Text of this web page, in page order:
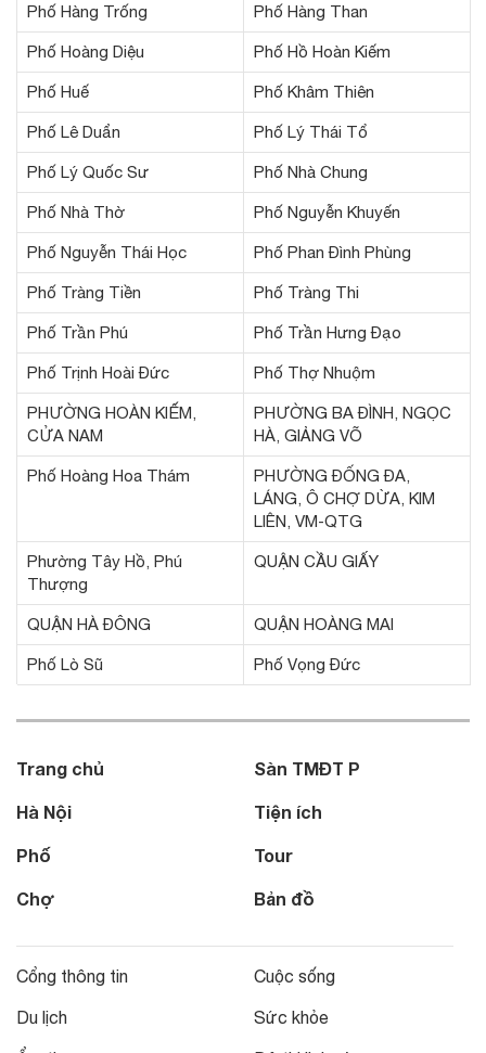
Phố Hàng Trống Phố Hàng Than
Phố Hoàng Diệu Phố Hồ Hoàn Kiếm
Phố Huế Phố Khâm Thiên
Phố Lê Duẩn Phố Lý Thái Tổ
Phố Lý Quốc Sư Phố Nhà Chung
Phố Nhà Thờ Phố Nguyễn Khuyến
Phố Nguyễn Thái Học Phố Phan Đình Phùng
Phố Tràng Tiền Phố Tràng Thi
Phố Trần Phú Phố Trần Hưng Đạo
Phố Trịnh Hoài Đức Phố Thợ Nhuộm
PHƯỜNG HOÀN KIẾM,
CỬA NAM
PHƯỜNG BA ĐÌNH, NGỌC
HÀ, GIẢNG VÕ
Phố Hoàng Hoa Thám
PHƯỜNG ĐỐNG ĐA,
LÁNG, Ô CHỢ DỪA, KIM
LIÊN, VM-QTG
Phường Tây Hồ, Phú
Thượng
QUẬN CẦU GIẤY
QUẬN HÀ ĐÔNG QUẬN HOÀNG MAI
Phố Lò Sũ Phố Vọng Đức
Trang chủ
Hà Nội
Phố
Chợ
Sàn TMĐT P
Tiện ích
Tour
Bản đồ
Cổng thông tin
Du lịch
Cuộc sống
Sức khỏe